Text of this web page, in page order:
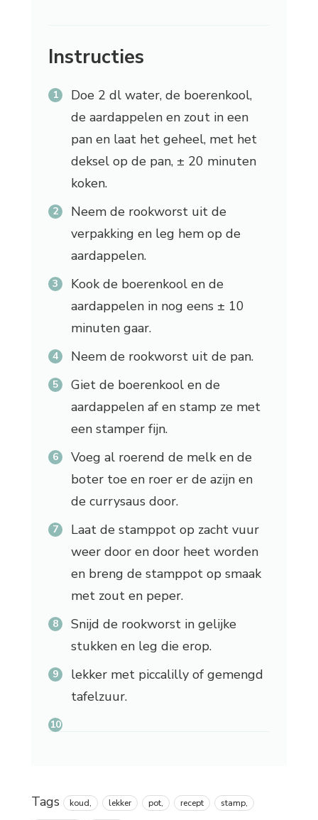
Instructies
Doe 2 dl water, de boerenkool,
de aardappelen en zout in een
pan en laat het geheel, met het
deksel op de pan, ± 20 minuten
koken.
Neem de rookworst uit de
verpakking en leg hem op de
aardappelen.
Kook de boerenkool en de
aardappelen in nog eens ± 10
minuten gaar.
Neem de rookworst uit de pan.
Giet de boerenkool en de
aardappelen af en stamp ze met
een stamper fijn.
Voeg al roerend de melk en de
boter toe en roer er de azijn en
de currysaus door.
Laat de stamppot op zacht vuur
weer door en door heet worden
en breng de stamppot op smaak
met zout en peper.
Snijd de rookworst in gelijke
stukken en leg die erop.
lekker met piccalilly of gemengd
tafelzuur.
Tags koud, lekker pot, recept stamp,